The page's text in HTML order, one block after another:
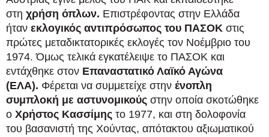
στη χρήση όπλων. Επιστρέφοντας στην Ελλάδα
ήταν εκλογικός αντιπρόσωπος του ΠΑΣΟΚ στις
πρώτες μεταδικτατορικές εκλογές τον Νοέμβριο του
1974. Όμως τελικά εγκατέλειψε το ΠΑΣΟΚ και
εντάχθηκε στον Επαναστατικό Λαϊκό Αγώνα
(ΕΛΑ). Φέρεται να συμμετείχε στην ένοπλη
συμπλοκή με αστυνομικούς στην οποία σκοτώθηκε
ο Χρήστος Κασσίμης το 1977, και στη δολοφονία
του βασανιστή της Χούντας, απότακτου αξιωματικού